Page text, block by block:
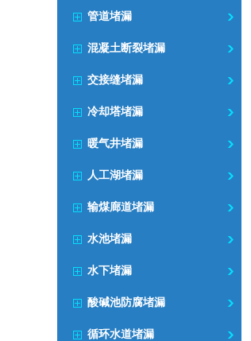
管道堵漏
混凝土断裂堵漏
交接缝堵漏
冷却塔堵漏
暖气井堵漏
人工湖堵漏
输煤廊道堵漏
水池堵漏
水下堵漏
酸碱池防腐堵漏
循环水道堵漏